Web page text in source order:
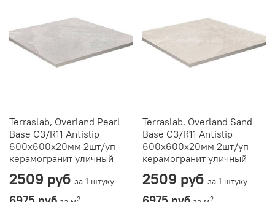
Terraslab, Overland Pearl
Base C3/R11 Antislip
600х600х20мм 2шт/уп -
керамогранит уличный
2509 руб за 1 штуку
2
Terraslab, Overland Sand
Base C3/R11 Antislip
600х600х20мм 2шт/уп -
керамогранит уличный
2509 руб за 1 штуку
2